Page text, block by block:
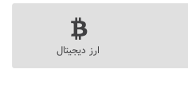
ارز دیجیتال